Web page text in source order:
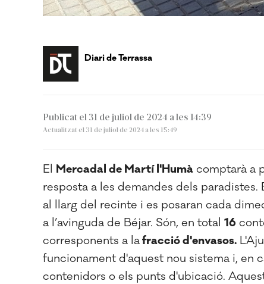
Diari de Terrassa
Publicat el 31 de juliol de 2024 a les 14:39
Actualitzat el 31 de juliol de 2024 a les 15:49
El Mercadal de Martí l'Humà comptarà a
resposta a les demandes dels
al llarg del recinte i es posaran cada
a l’avinguda de Béjar. Són, en total 16
corresponents a lafracció d'envasos.
funcionament d'aquest nou sistema i, en
contenidors o els punts d'ubicació.